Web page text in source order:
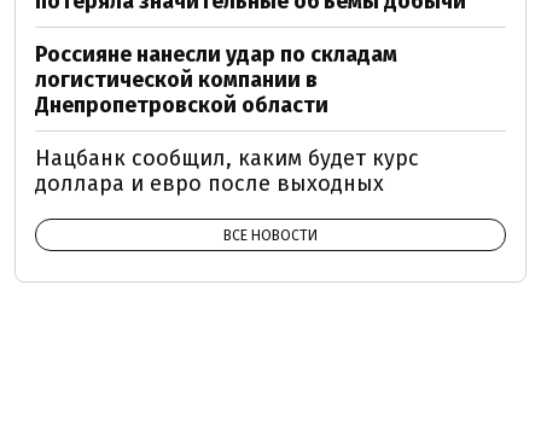
Россияне нанесли удар по складам
логистической компании в
Днепропетровской области
Нацбанк сообщил, каким будет курс
доллара и евро после выходных
ВСЕ НОВОСТИ